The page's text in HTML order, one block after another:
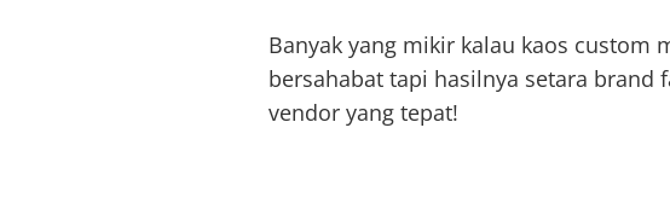
Banyak yang mikir kalau kaos custom
bersahabat tapi hasilnya setara
vendor yang tepat!